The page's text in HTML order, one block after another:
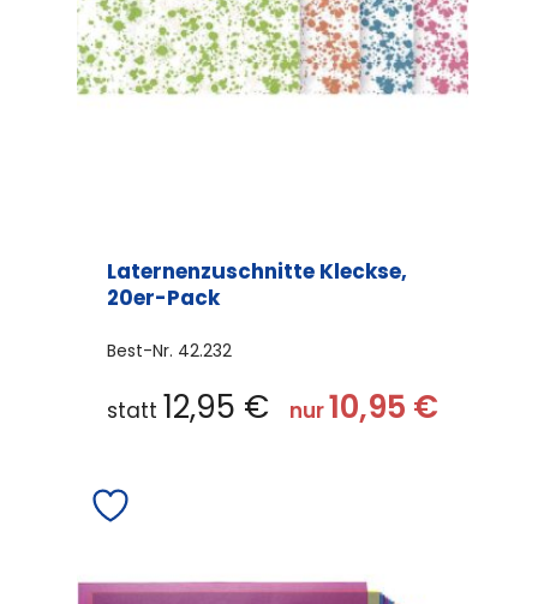
Laternenzuschnitte Kleckse,
20er-Pack
Best-Nr. 42.232
statt 12,95 € nur10,95 €